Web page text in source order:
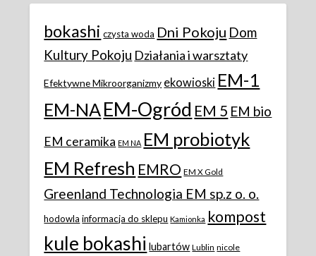
bokashi czysta woda Dni Pokoju Dom
Kultury Pokoju Działania i warsztaty
Efektywne Mikroorganizmy ekowioski EM-1
EM-NAEM-Ogród EM 5 EM bio
EM ceramika EM NA EM probiotyk
EM Refresh EMRO EM X Gold
Greenland Technologia EM sp.z o. o.
hodowla informacja do sklepu Kamionka kompost
kule bokashi lubartów Lublin nicole